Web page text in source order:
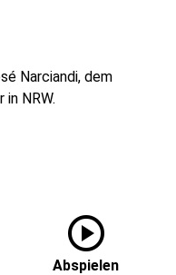
Narciandi, dem
NRW.
play_circle
Abspielen